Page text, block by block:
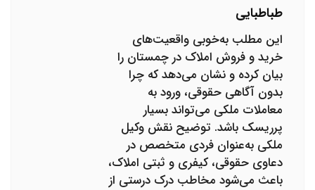
طباطبایی
این مطلب به‌خوبی واقعیت‌های
خرید و فروش املاک در چمستان را
بیان کرده و نشان می‌دهد که چرا
بدون آگاهی حقوقی، ورود به
معاملات ملکی می‌تواند بسیار
پرریسک باشد. توضیح نقش وکیل
ملکی به‌عنوان فردی متخصص در
دعاوی حقوقی، کیفری و ثبتی املاک،
باعث می‌شود مخاطب درک درستی از